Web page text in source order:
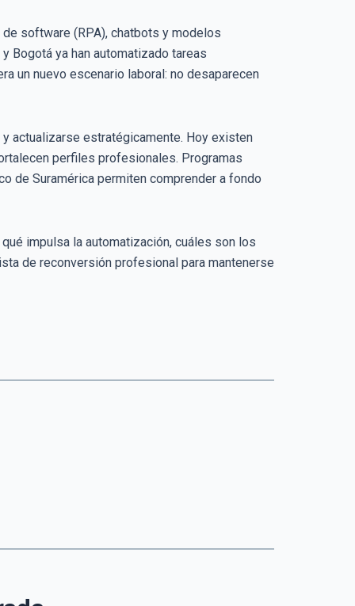
software (RPA), chatbots y modelos
Bogotá ya han automatizado tareas
un nuevo escenario laboral: no desaparecen
actualizarse estratégicamente. Hoy existen
perfiles profesionales. Programas
de Suramérica permiten comprender a fondo
impulsa la automatización, cuáles son los
de reconversión profesional para mantenerse